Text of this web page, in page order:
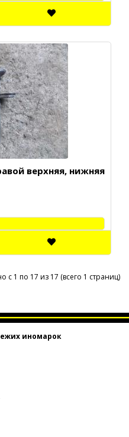
верхняя, нижняя
с 1 по 17 из 17 (всего 1 страниц)
иномарок